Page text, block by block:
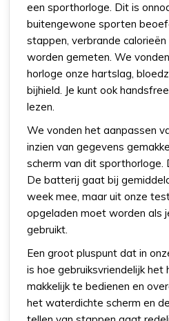
een sporthorloge. Dit is
buitengewone sporten
stappen, verbrande
worden gemeten. We
horloge onze hartslag,
bijhield. Je kunt ook
lezen.
We vonden het aanpassen
inzien van gegevens
scherm van dit sporthorloge.
De batterij gaat bij
week mee, maar uit onze
opgeladen moet worden als
gebruikt.
Een groot pluspunt dat in
is hoe gebruiksvriendelijk het
makkelijk te bedienen en
het waterdichte scherm en